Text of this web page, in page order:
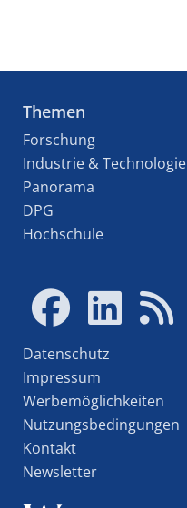
Themen
Forschung
Industrie & Technologie
Panorama
DPG
Hochschule
Datenschutz
Impressum
Werbemöglichkeiten
Nutzungsbedingungen
Kontakt
Newsletter